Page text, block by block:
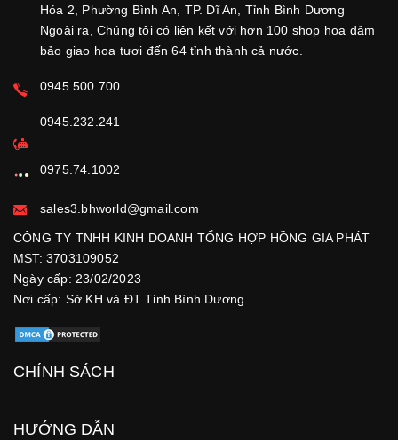
Hóa 2, Phường Bình An, TP. Dĩ An, Tỉnh Bình Dương
Ngoài ra, Chúng tôi có liên kết với hơn 100 shop hoa đảm
bảo giao hoa tươi đến 64 tỉnh thành cả nước.
0945.500.700
0945.232.241
0975.74.1002
sales3.bhworld@gmail.com
CÔNG TY TNHH KINH DOANH TỔNG HỢP HỒNG GIA PHÁT
MST: 3703109052
Ngày cấp: 23/02/2023
Nơi cấp: Sở KH và ĐT Tỉnh Bình Dương
CHÍNH SÁCH
HƯỚNG DẪN